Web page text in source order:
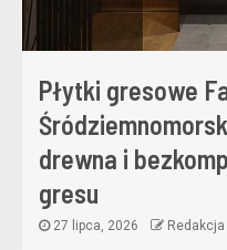
Płytki gresowe
drewna i
gresu
27 lipca, 2026